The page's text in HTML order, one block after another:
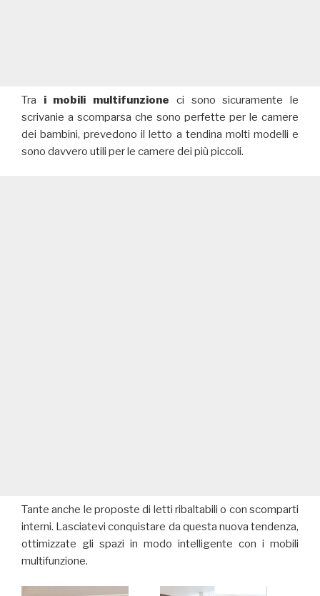
Tra i mobili multifunzione ci sono sicuramente le
scrivanie a scomparsa che sono perfette per le camere
dei bambini, prevedono il letto a tendina molti modelli e
sono davvero utili per le camere dei più piccoli.
Tante anche le proposte di letti ribaltabili o con scomparti
interni. Lasciatevi conquistare da questa nuova tendenza,
ottimizzate gli spazi in modo intelligente con i mobili
multifunzione.